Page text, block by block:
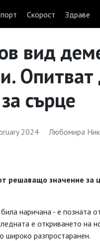
Скорост Здраве
вид
Опитват
сърце
2024 Любомира
решаващо значение за
наричана - е позната
е откриването на
широко разпростаранен.